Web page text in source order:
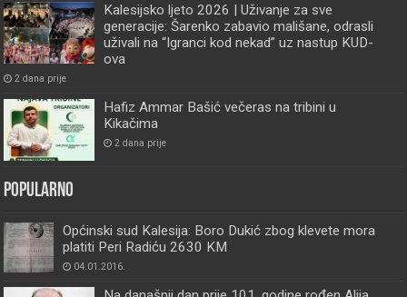
Kalesijsko ljeto 2026 | Uživanje za sve
generacije: Šarenko zabavio mališane, odrasli
uživali na “Igranci kod nekad” uz nastup KUD-
ova
2 dana prije
Hafiz Ammar Bašić večeras na tribini u
Kikačima
2 dana prije
Popularno
Općinski sud Kalesija: Boro Dukić zbog klevete mora
platiti Peri Radiću 2630 KM
04.01.2016.